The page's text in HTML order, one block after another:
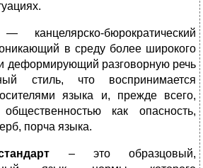
канцелярско-бюрократический
в среду более широкого
деформирующий разговорную речь
стиль, что воспринимается
языка и, прежде всего,
общественностью как опасность,
порча языка.
– это образцовый,